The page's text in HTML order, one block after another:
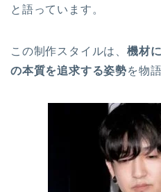
と語っています。
この制作スタイルは、 機材
の本質を追求する姿勢を物